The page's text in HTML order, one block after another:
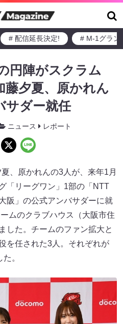
# 配信延長決定! # M-1グラン
円陣がスクラム
藤夕夏、原かれん
サダー就任
ニュース レポート
、原かれんの3人が、来年1月
「リーグワン」1部の「NTT
阪」の公式アンバサダーに就
ムのクラブハウス（大阪市住
した。チームのファン拡大と
を任された3人。それぞれが
。